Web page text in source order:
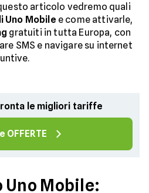
articolo vedremo quali
Mobile e come attivarle,
gratuiti in tutta Europa, con
SMS e navigare su internet
le migliori tariffe
OFFERTE
Mobile: